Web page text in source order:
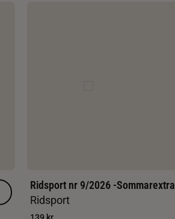
Ridsport nr 9/2026 -Sommarextra
Ridsport
139 kr